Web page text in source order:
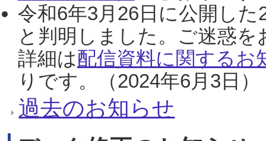
令和6年3月26日に公開し
と判明しました。ご迷惑
詳細は配信資料に関するお
りです。（2024年6月3日）
過去のお知らせ